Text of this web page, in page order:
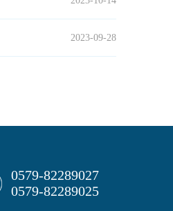
2023-09-28
0579-82289027
0579-82289025